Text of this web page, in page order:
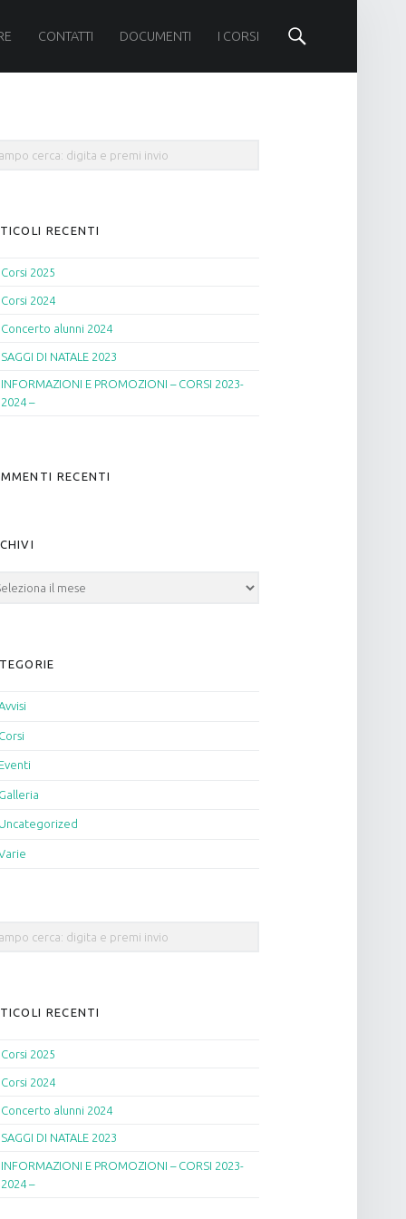
CONTATTI DOCUMENTI I CORSI
RECENTI
Corsi 2025
Corsi 2024
Concerto alunni 2024
SAGGI DI NATALE 2023
INFORMAZIONI E PROMOZIONI – CORSI 2023-
2024 –
RECENTI
Corsi
Eventi
Galleria
Uncategorized
RECENTI
Corsi 2025
Corsi 2024
Concerto alunni 2024
SAGGI DI NATALE 2023
INFORMAZIONI E PROMOZIONI – CORSI 2023-
2024 –